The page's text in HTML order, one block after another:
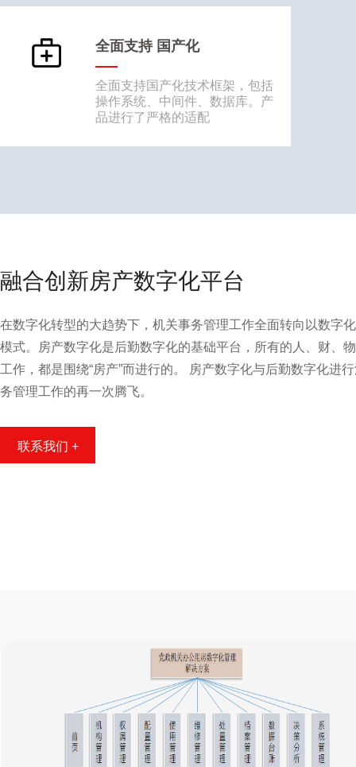
全面支持 国产化
全面支持国产化技术框架，包括
操作系统、中间件、数据库。产
品进行了严格的适配
融合创新房产数字化平台
在数字化转型的大趋势下，机关事务管理工作全面转向以数字
模式。房产数字化是后勤数字化的基础平台，所有的人、财、
工作，都是围绕“房产”而进行的。 房产数字化与后勤数字化进
务管理工作的再一次腾飞。
联系我们 +